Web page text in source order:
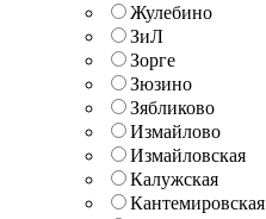
Жулебино
ЗиЛ
Зорге
Зюзино
Зябликово
Измайлово
Измайловская
Калужская
Кантемировская